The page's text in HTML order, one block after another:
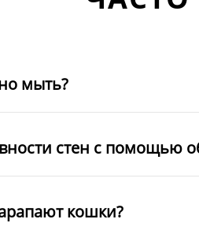
мыть?
стен с помощью
кошки?